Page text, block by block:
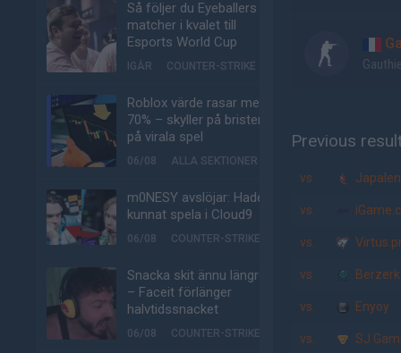
Så följer du Eyeballers
matcher i kvalet till
Esports World Cup
IGÅR COUNTER-STRIKE
Roblox värde rasar med
70% – skyller på bristen
på virala spel
06/08 ALLA SEKTIONER
m0NESY avslöjar: Hade
kunnat spela i Cloud9
06/08 COUNTER-STRIKE
Snacka skit ännu längre
– Faceit förlänger
halvtidssnacket
06/08 COUNTER-STRIKE
Previous
vs.
vs.
vs.
vs. Berzerk
vs. Enyoy
vs. SJ